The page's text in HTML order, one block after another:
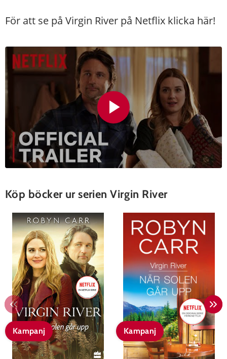
För att se på Virgin River på Netflix klicka här!
Köp böcker ur serien Virgin River
Kampanj Kampanj